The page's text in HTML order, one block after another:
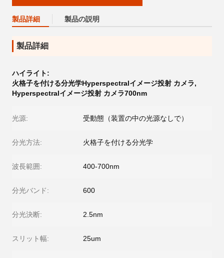
製品詳細 製品の説明
製品詳細
ハイライト:
火格子を付ける分光学Hyperspectralイメージ投射 カメラ,
Hyperspectralイメージ投射 カメラ700nm
光源: 受動態（装置の中の光源なしで）
分光方法: 火格子を付ける分光学
波長範囲: 400-700nm
分光バンド: 600
分光決断: 2.5nm
スリット幅: 25um